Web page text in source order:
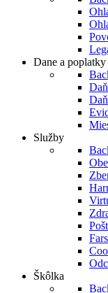
Dane a poplatky
Služby
Škôlka